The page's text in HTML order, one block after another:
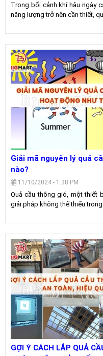
Trong bối cảnh khí hậu ngày
năng lượng trở nên cần thiết,
Giải mã nguyên lý quả
nào?
11/10/2024 - 1:38 PM
Quả cầu thông gió, một thiết
giải pháp không thể thiếu
GỢI Ý CÁCH LẮP QUẢ